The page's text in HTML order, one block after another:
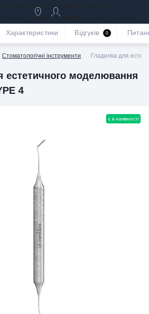
якість та бездоганне
обслуговування
Стоматологічні інструменти Гладилка для
естетичного моделювання
4
Характеристики Відгуків 0
є в наявності